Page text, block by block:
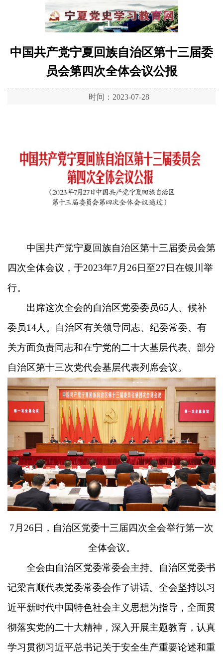
中国共产党宁夏回族自治区第十三届委
员会第四次全体会议公报
时间：2023-07-28
中国共产党宁夏回族自治区第十三届委员会第
四次全体会议，于2023年7月26日至27日在银川举
行。
出席这次全会的自治区党委委员65人、候补
委员14人。自治区有关领导同志、纪委常委、有
关方面负责同志和在宁党的二十大基层代表、部分
自治区第十三次党代会基层代表列席会议。
7月26日，自治区党委十三届四次全会举行第一次
全体会议。
全会由自治区党委常委会主持。自治区党委书
记梁言顺代表党委常委会作了讲话。全会坚持以习
近平新时代中国特色社会主义思想为指导，全面贯
彻落实党的二十大精神，深入开展主题教育，认真
学习贯彻习近平总书记关于安全生产重要论述和重